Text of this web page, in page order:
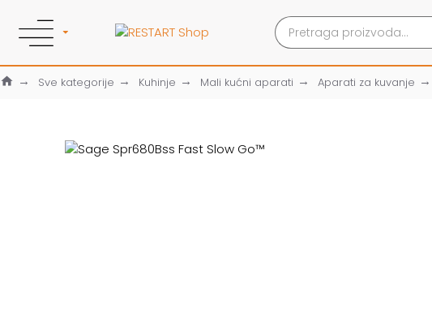
Sve kategorije Kuhinje Mali kućni aparati Aparati za kuvanje